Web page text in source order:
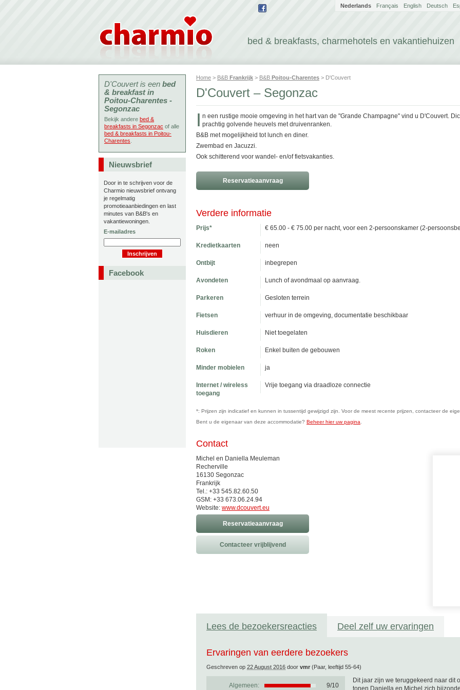
bed & breakfasts, charmehotels en vakantiehuizen
Nederlands Français English Deutsch
Home > B&B Frankrijk > B&B Poitou-Charentes > D'Couvert
D'Couvert – Segonzac
I n een rustige mooie omgeving in het hart van de "Grande Champagne" vind u D'Couvert.
prachtig golvende heuvels met druivenranken.
B&B met mogelijkheid tot lunch en diner.
Zwembad en Jacuzzi.
Ook schitterend voor wandel- en/of fietsvakanties.
Reservatieaanvraag
Verdere informatie
Prijs* € 65.00 - € 75.00 per nacht, voor een 2-persoonskamer (2-
Kredietkaarten neen
Ontbijt inbegrepen
Avondeten Lunch of avondmaal op aanvraag.
Parkeren Gesloten terrein
Fietsen verhuur in de omgeving, documentatie beschikbaar
Huisdieren Niet toegelaten
Roken Enkel buiten de gebouwen
Minder mobielen ja
Internet / wireless
toegang
Vrije toegang via draadloze connectie
*: Prijzen zijn indicatief en kunnen in tussentijd gewijzigd zijn. Voor de meest recente prijzen, contacteer de
Bent u de eigenaar van deze accommodatie? Beheer hier uw pagina
Contact
Michel en Daniella Meuleman
Recherville
16130 Segonzac
Frankrijk
Tel.: +33 545.82.60.50
GSM: +33 673.06.24.94
Website: www.dcouvert.eu
Reservatieaanvraag
Contacteer vrijblijvend
Lees de bezoekersreacties Deel zelf uw ervaringen
Ervaringen van eerdere bezoekers
Geschreven op 22 August 2016 door vmr (Paar, leeftijd 55-64)
Algemeen: 9/10
Dit jaar zijn we teruggekeerd naar dit
tonen Daniella en Michel zich
D'Couvert is een bed
& breakfast in
Poitou-Charentes -
Segonzac
Bekijk andere bed &
breakfasts in Segonzac of alle
bed & breakfasts in Poitou-
Charentes
Nieuwsbrief
Door in te schrijven voor de
Charmio nieuwsbrief ontvang
je regelmatig
promotieaanbiedingen en last
minutes van B&B's en
vakantiewoningen.
E-mailadres
Facebook